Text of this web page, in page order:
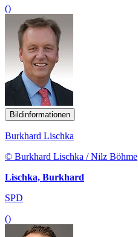
()
Bildinformationen
Burkhard Lischka
© Burkhard Lischka / Nilz Böhme
Lischka, Burkhard
SPD
()